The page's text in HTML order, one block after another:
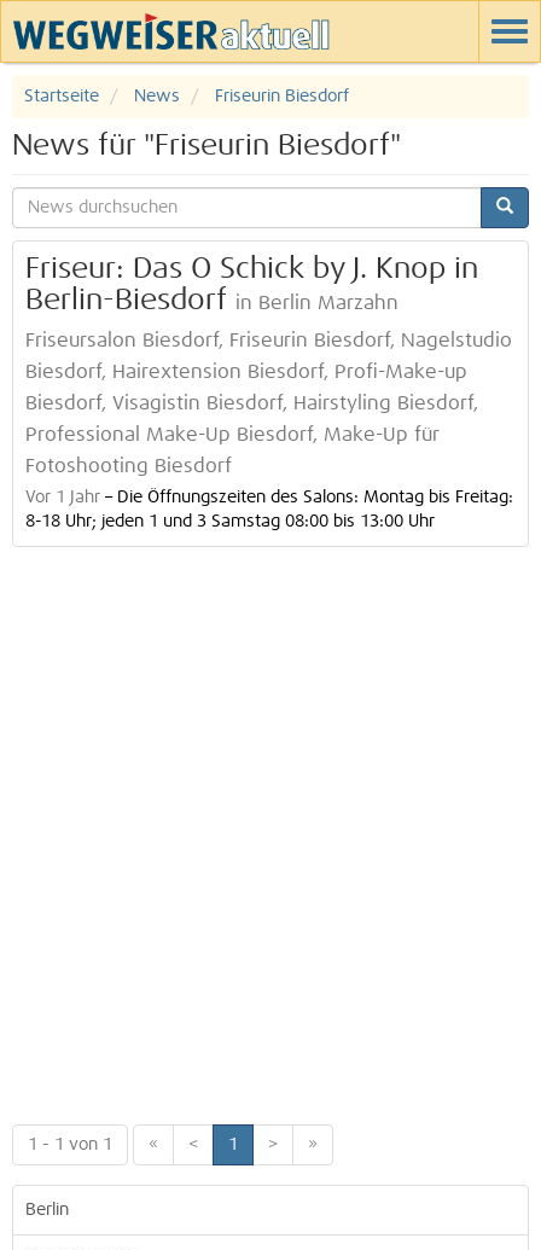
Startseite News Friseurin Biesdorf
News für "Friseurin Biesdorf"
Friseur: Das O Schick by J. Knop in
Berlin-Biesdorf in Berlin Marzahn
Friseursalon Biesdorf, Friseurin Biesdorf, Nagelstudio
Biesdorf, Hairextension Biesdorf, Profi-Make-up
Biesdorf, Visagistin Biesdorf, Hairstyling Biesdorf,
Professional Make-Up Biesdorf, Make-Up für
Fotoshooting Biesdorf
Vor 1 Jahr – Die Öffnungszeiten des Salons: Montag bis Freitag:
8-18 Uhr; jeden 1 und 3 Samstag 08:00 bis 13:00 Uhr
1 - 1 von 1 « < 1 > »
Berlin